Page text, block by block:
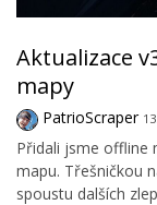
Aktualizace
mapy
PatrioScraper
Přidali jsme offline
mapu. Třešničkou
spoustu dalších